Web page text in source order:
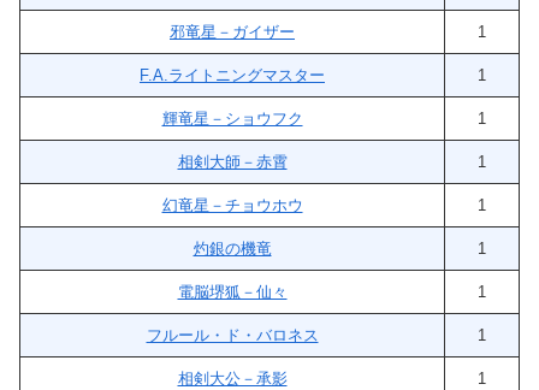
邪竜星－ガイザー 1
F.A.ライトニングマスター 1
輝竜星－ショウフク 1
相剣大師－赤霄 1
幻竜星－チョウホウ 1
灼銀の機竜 1
電脳堺狐－仙々 1
フルール・ド・バロネス 1
相剣大公－承影 1